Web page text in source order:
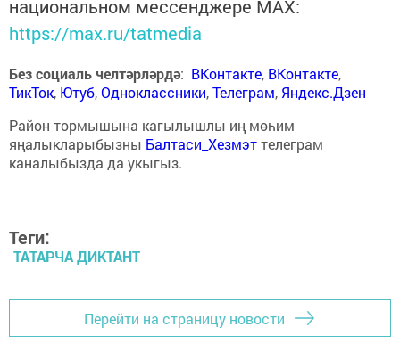
национальном мессенджере MАХ:
https://max.ru/tatmedia
Без социаль челтәрләрдә: ВКонтакте, ВКонтакте,
ТикТок, Ютуб,Одноклассники,Телеграм, Яндекс.Дзен
Район тормышына кагылышлы иң мөһим
яңалыкларыбызны Балтаси_Хезмэттелеграм
каналыбызда да укыгыз.
Теги:
ТАТАРЧА ДИКТАНТ
Перейти на страницу новости